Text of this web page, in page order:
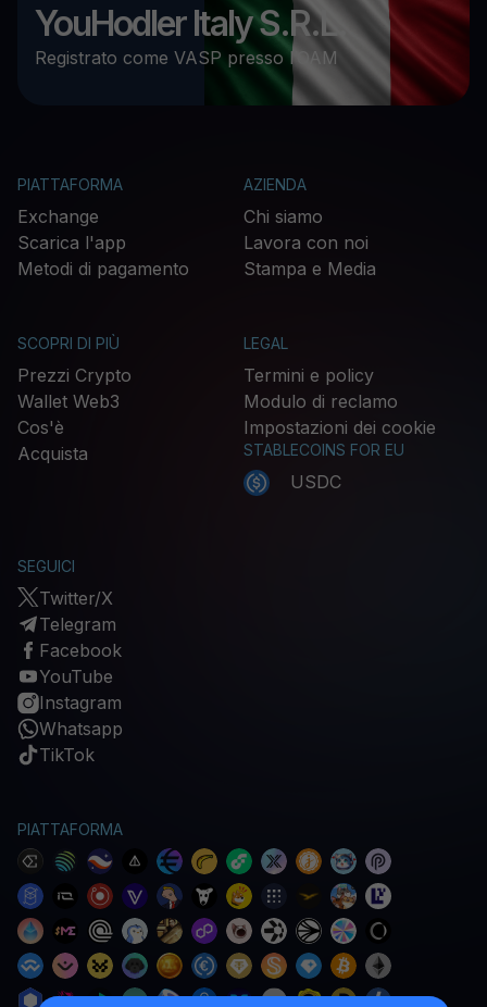
YouHodler Italy S.R.L.
Registrato come VASP presso l’OAM
PIATTAFORMA
Exchange
Scarica l'app
Metodi di pagamento
AZIENDA
Chi siamo
Lavora con noi
Stampa e Media
SCOPRI DI PIÙ
Prezzi Crypto
Wallet Web3
Cos'è
Acquista
LEGAL
Termini e policy
Modulo di reclamo
Impostazioni dei cookie
STABLECOINS FOR EU
USDC
SEGUICI
Twitter/X
Telegram
Facebook
YouTube
Instagram
Whatsapp
TikTok
PIATTAFORMA